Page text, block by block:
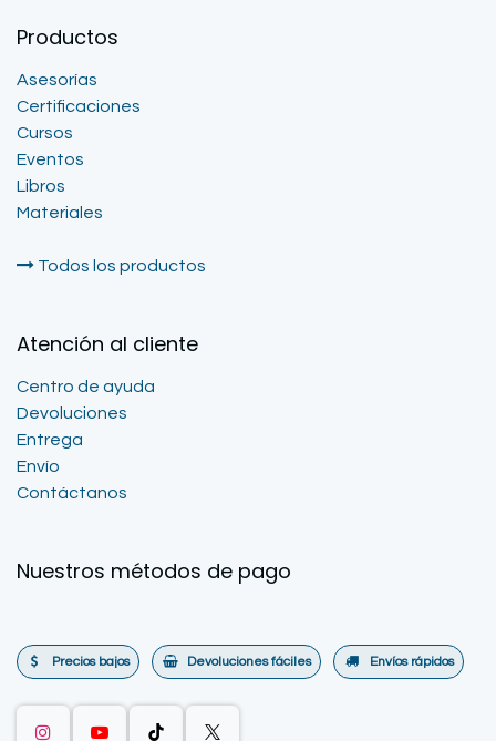
Productos
Asesorías
Certificaciones
Cursos
Eventos
Libros
Materiales
Todos los productos
Atención al cliente
Centro de ayuda
Devoluciones
Entrega
Envío
Contáctanos
Nuestros métodos de pago
Precios bajos Devoluciones fáciles Envíos rápidos